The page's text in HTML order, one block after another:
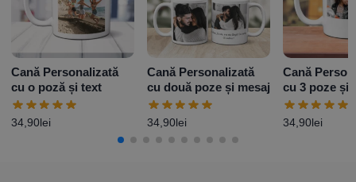
Cană Personalizată
cu o poză și text
34,90lei
Cană Personalizată
cu două poze și mesaj
34,90lei
Cană
cu 3 poze și
Model 2
34,90lei